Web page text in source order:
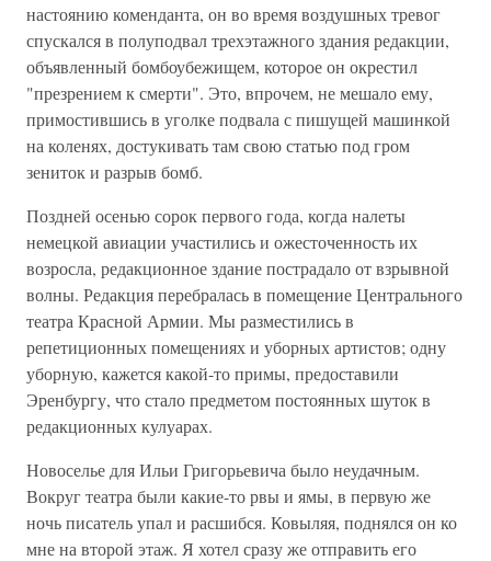
настоянию коменданта, он во время воздушных тревог
спускался в полуподвал трехэтажного здания редакции,
объявленный бомбоубежищем, которое он окрестил
"презрением к смерти". Это, впрочем, не мешало ему,
примостившись в уголке подвала с пишущей машинкой
на коленях, достукивать там свою статью под гром
зениток и разрыв бомб.
Поздней осенью сорок первого года, когда налеты
немецкой авиации участились и ожесточенность их
возросла, редакционное здание пострадало от взрывной
волны. Редакция перебралась в помещение Центрального
театра Красной Армии. Мы разместились в
репетиционных помещениях и уборных артистов; одну
уборную, кажется какой-то примы, предоставили
Эренбургу, что стало предметом постоянных шуток в
редакционных кулуарах.
Новоселье для Ильи Григорьевича было неудачным.
Вокруг театра были какие-то рвы и ямы, в первую же
ночь писатель упал и расшибся. Ковыляя, поднялся он ко
мне на второй этаж. Я хотел сразу же отправить его